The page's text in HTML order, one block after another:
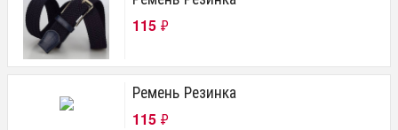
115 ₽
Ремень Резинка
115 ₽